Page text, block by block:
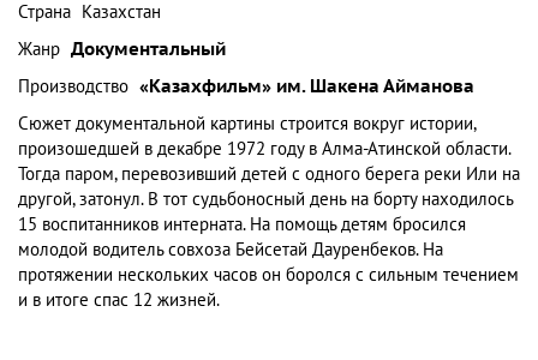
Страна
Казахстан
Жанр Документальный
Производство «Казахфильм» им. Шакена Айманова
Сюжет документальной картины строится вокруг истории,
произошедшей в декабре 1972 году в Алма-Атинской области.
Тогда паром, перевозивший детей с одного берега реки Или на
другой, затонул. В тот судьбоносный день на борту находилось
15 воспитанников интерната. На помощь детям бросился
молодой водитель совхоза Бейсетай Дауренбеков. На
протяжении нескольких часов он боролся с сильным течением
и в итоге спас 12 жизней.